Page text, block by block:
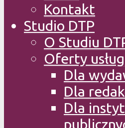
Kontakt
Studio DTP
O Studiu
Oferty
Dla
Dla
Dla